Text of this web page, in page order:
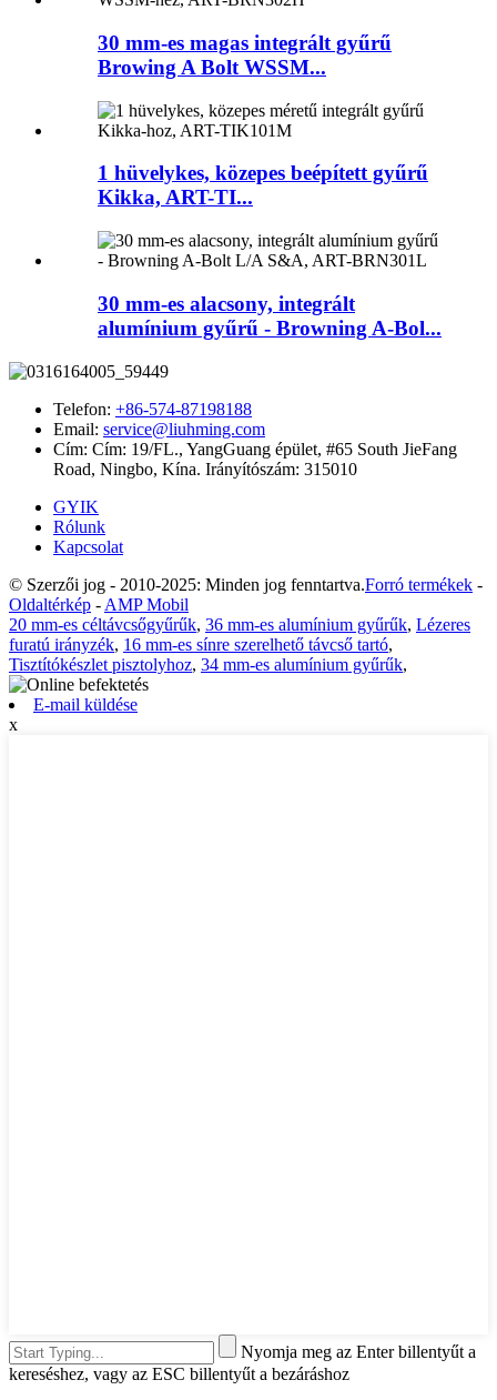
30 mm-es magas integrált gyűrű
Browing A Bolt WSSM...
1 hüvelykes, közepes beépített gyűrű
Kikka, ART-TI...
30 mm-es alacsony, integrált
alumínium gyűrű - Browning A-Bol...
Telefon: +86-574-87198188
Email: service@liuhming.com
Cím: Cím: 19/FL., YangGuang épület, #65 South JieFang
Road, Ningbo, Kína. Irányítószám: 315010
GYIK
Rólunk
Kapcsolat
© Szerzői jog - 2010-2025: Minden jog fenntartva.Forró termékek -
Oldaltérkép - AMP Mobil
20 mm-es céltávcsőgyűrűk, 36 mm-es alumínium gyűrűk, Lézeres
furatú irányzék, 16 mm-es sínre szerelhető távcső tartó,
Tisztítókészlet pisztolyhoz, 34 mm-es alumínium gyűrűk,
E-mail küldése
x
Nyomja meg az Enter billentyűt a
kereséshez, vagy az ESC billentyűt a bezáráshoz